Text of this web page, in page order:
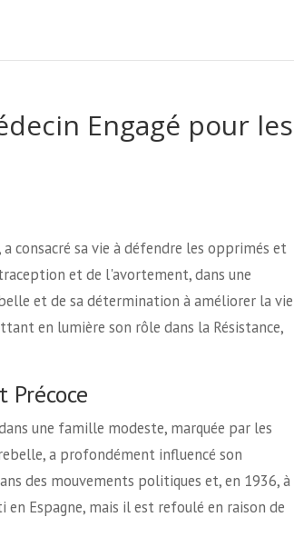
Engagé pour les
consacré sa vie à défendre les opprimés et
et de l'avortement, dans une
et de sa détermination à améliorer la vie
en lumière son rôle dans la Résistance,
Précoce
une famille modeste, marquée par les
a profondément influencé son
des mouvements politiques et, en 1936, à
Espagne, mais il est refoulé en raison de